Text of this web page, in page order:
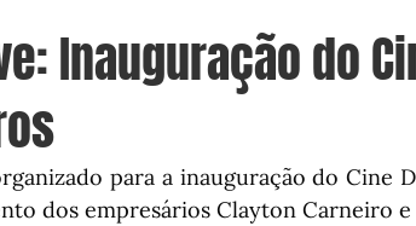
Inauguração do
para a inauguração do Cine
dos empresários Clayton Carneiro